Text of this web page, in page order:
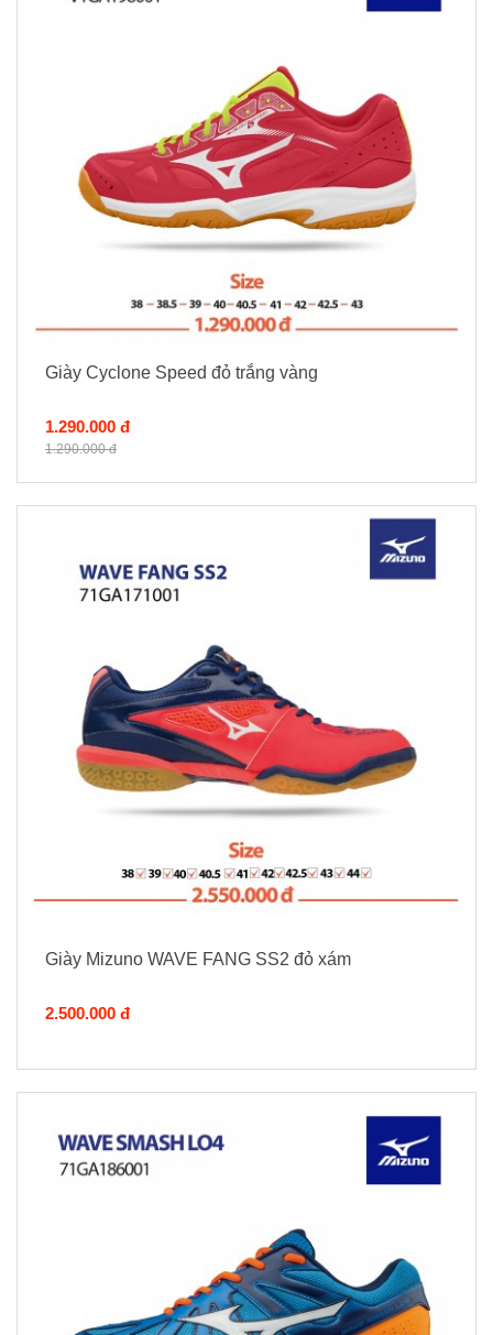
Giày Cyclone Speed đỏ trắng vàng
1.290.000 đ
1.290.000 đ
Giày Mizuno WAVE FANG SS2 đỏ xám
2.500.000 đ